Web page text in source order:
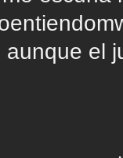
aunque el